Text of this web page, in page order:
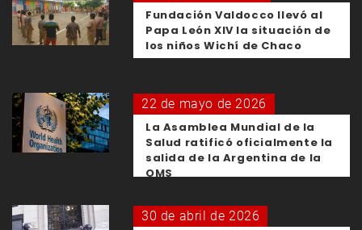
Fundación Valdocco llevó al
Papa León XIV la situación de
los niños Wichí de Chaco
22 de mayo de 2026
La Asamblea Mundial de la
Salud ratificó oficialmente la
salida de la Argentina de la
OMS
30 de abril de 2026